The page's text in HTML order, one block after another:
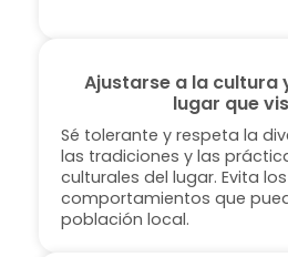
Ajustarse a la cultura
lugar que
Sé tolerante y respeta la
las tradiciones y las
culturales del lugar. Evita los
comportamientos que
población local.